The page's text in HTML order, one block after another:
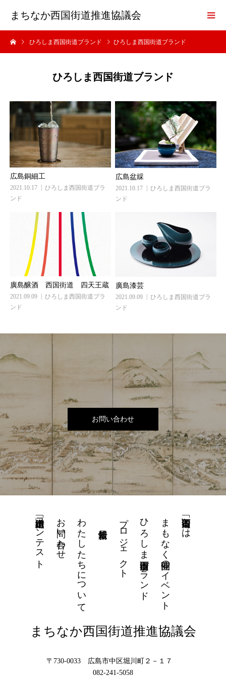
まちなか西国街道推進協議会
ひろしま西国街道ブランド ひろしま西国街道ブランド
ひろしま西国街道ブランド
広島銅細工
2021.10.17
ひろしま西国街道ブラ
ンド
広島盆綵
2021.10.17
ひろしま西国街道ブラ
ンド
廣島醸酒 西国街道 四天王蔵
2021.09.09
ひろしま西国街道ブラ
ンド
廣島漆芸
2021.09.09
ひろしま西国街道ブラ
ンド
お問い合わせ
「西国街道」とは
まもなく開催のイベント
ひろしま西国街道ブランド
プロジェクト
わたしたちについて
お問い合わせ
街道山車「街道絵」コンテスト
まちなか西国街道推進協議会
〒730-0033 広島市中区堀川町２－１７
082-241-5058